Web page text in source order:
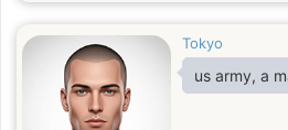
Tokyo
us army, a